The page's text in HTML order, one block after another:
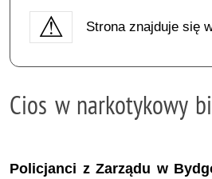
Strona znajduje się
Cios w narkotykowy
Policjanci z Zarządu w